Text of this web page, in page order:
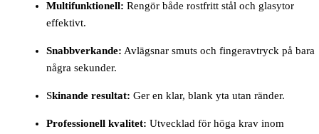
Multifunktionell: Rengör både rostfritt stål och glasytor
effektivt.
Snabbverkande: Avlägsnar smuts och fingeravtryck på bara
några sekunder.
Skinande resultat: Ger en klar, blank yta utan ränder.
Professionell kvalitet: Utvecklad för höga krav inom